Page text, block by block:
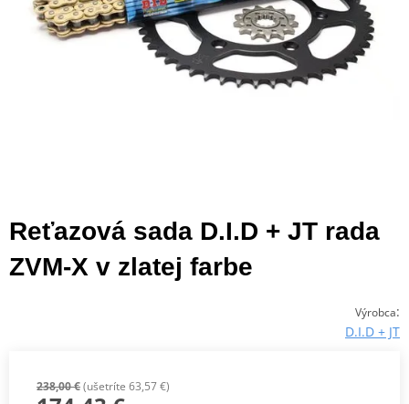
Reťazová sada D.I.D + JT rada
ZVM-X v zlatej farbe
Výrobca:
D.I.D + JT
238,00 €(ušetríte 63,57 €)